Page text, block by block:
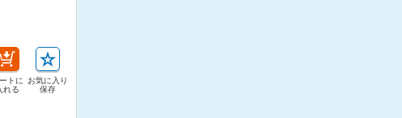
トに
れる
お気に入り
保存